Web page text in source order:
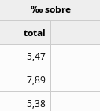
‰ sobre
total
5,47
7,89
5,38